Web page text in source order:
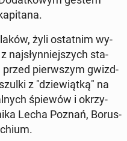
żyli ostat­nim wy­
naj­słyn­niej­szych sta­
przed pierw­szym gwizd­
z "dzie­wiąt­ką" na
śpiewów i okrzy­
Lecha Poznań, Bo­rus­